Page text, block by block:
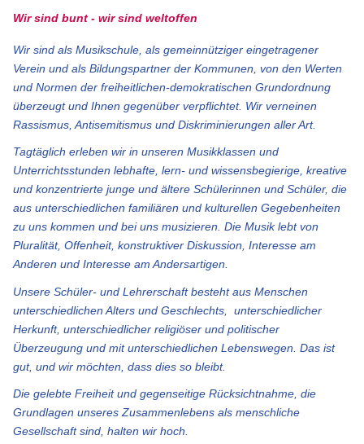
Wir sind bunt - wir sind weltoffen
Wir sind als Musikschule, als gemeinnütziger eingetragener
Verein und als Bildungspartner der Kommunen, von den Werten
und Normen der freiheitlichen-demokratischen Grundordnung
überzeugt und Ihnen gegenüber verpflichtet. Wir verneinen
Rassismus, Antisemitismus und Diskriminierungen aller Art.
Tagtäglich erleben wir in unseren Musikklassen und
Unterrichtsstunden lebhafte, lern- und wissensbegierige, kreative
und konzentrierte junge und ältere Schülerinnen und Schüler, die
aus unterschiedlichen familiären und kulturellen Gegebenheiten
zu uns kommen und bei uns musizieren. Die Musik lebt von
Pluralität, Offenheit, konstruktiver Diskussion, Interesse am
Anderen und Interesse am Andersartigen.
Unsere Schüler- und Lehrerschaft besteht aus Menschen
unterschiedlichen Alters und Geschlechts, unterschiedlicher
Herkunft, unterschiedlicher religiöser und politischer
Überzeugung und mit unterschiedlichen Lebenswegen. Das ist
gut, und wir möchten, dass dies so bleibt.
Die gelebte Freiheit und gegenseitige Rücksichtnahme, die
Grundlagen unseres Zusammenlebens als menschliche
Gesellschaft sind, halten wir hoch.